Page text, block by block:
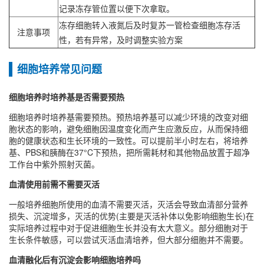
记录冻存管位置以便下次拿取。
注意事项
冻存细胞转入液氮后及时复苏一管检查细胞冻存活
性，若有异常，及时调整实验方案
细胞培养常见问题
细胞培养时培养基是否需要预热
细胞培养时培养基需要预热‌。预热培养基可以减少环境的改变对细
胞状态的影响，避免细胞因温度变化而产生应激反应，从而保持细
胞的健康状态和生长环境的一致性‌。可以提前半小时左右，将培养
基、PBS和胰酶在37°C下预热，把所需耗材和其他物品放置于超净
工作台中紫外照射灭菌。
血清使用前需不需要灭活
一般培养细胞所使用的血清不需要灭活，灭活会导致血清部分营养
损失、沉淀增多，灭活的优势(主要是灭活补体以免影响细胞生长)在
实际培养过程中对于促进细胞生长并没有太大意义。部分细胞对于
生长条件敏感，可以尝试灭活血清培养，但大部分细胞并不需要。
血清融化后有沉淀会影响细胞培养吗